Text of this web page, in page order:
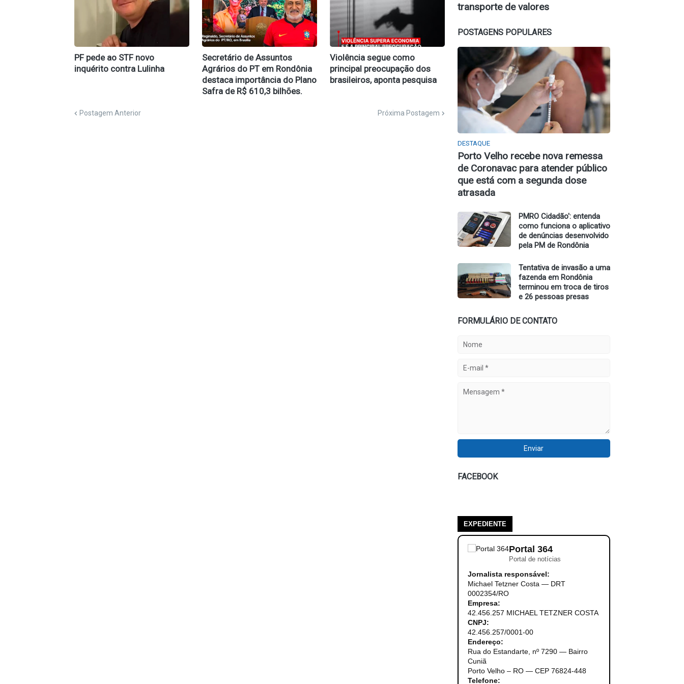
PF pede ao STF novo
inquérito contra Lulinha
Secretário de Assuntos
Agrários do PT em Rondônia
destaca importância do Plano
Safra de R$ 610,3 bilhões.
Violência segue como
principal preocupação dos
brasileiros, aponta pesquisa
Postagem Anterior Próxima Postagem
transporte de valores
POSTAGENS POPULARES
DESTAQUE
Porto Velho recebe nova remessa
de Coronavac para atender público
que está com a segunda dose
atrasada
PMRO Cidadão': entenda
como funciona o aplicativo
de denúncias desenvolvido
pela PM de Rondônia
Tentativa de invasão a uma
fazenda em Rondônia
terminou em troca de tiros
e 26 pessoas presas
FORMULÁRIO DE CONTATO
FACEBOOK
EXPEDIENTE
Portal 364
Portal de notícias
Jornalista responsável:
Michael Tetzner Costa — DRT
0002354/RO
Empresa:
42.456.257 MICHAEL TETZNER COSTA
CNPJ:
42.456.257/0001-00
Endereço:
Rua do Estandarte, nº 7290 — Bairro
Cuniã
Porto Velho – RO — CEP 76824-448
Telefone: